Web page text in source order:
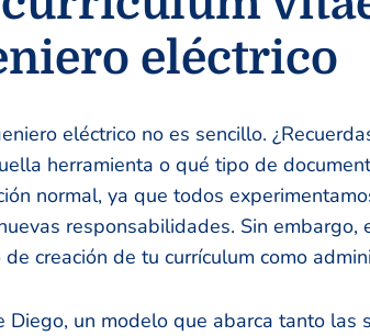
eléctrico
eléctrico no es sencillo.
herramienta o qué tipo de
normal, ya que todos
responsabilidades. Sin embargo,
creación de tu currículum como
un modelo que abarca tanto las